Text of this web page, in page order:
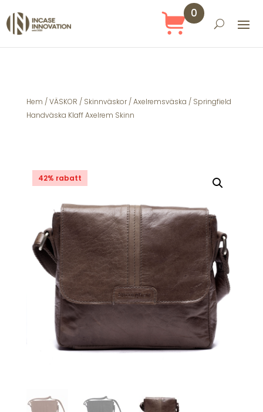
0
Hem /VÄSKOR / Skinnväskor/Axelremsväska / Springfield
Handväska Klaff Axelrem Skinn
42% rabatt